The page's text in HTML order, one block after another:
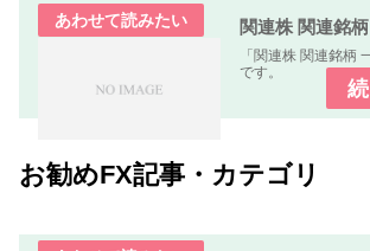
関連株 関連銘
「関連株 関連銘柄
です。
お勧めFX記事・カテゴリ